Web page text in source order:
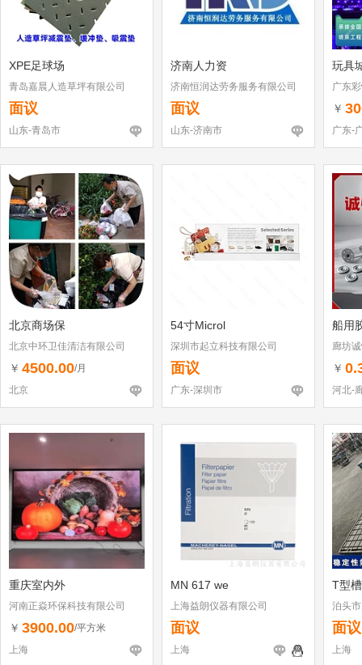
XPE足球场
青岛嘉晨人造草坪有限公司
面议
山东-青岛市
济南人力资
济南恒润达劳务服务有限公司
面议
山东-济南市
玩具
广东
有限
￥
广东-
北京商场保
北京中环卫佳清洁有限公司
￥ 4500.00/月
北京
54寸Microl
深圳市起立科技有限公司
面议
广东-深圳市
船用
廊坊
￥
河北-
重庆室内外
河南正焱环保科技有限公司
￥ 3900.00/平方米
上海
MN 617 we
上海益朗仪器有限公司
面议
上海
T型
泊头
面议
上海